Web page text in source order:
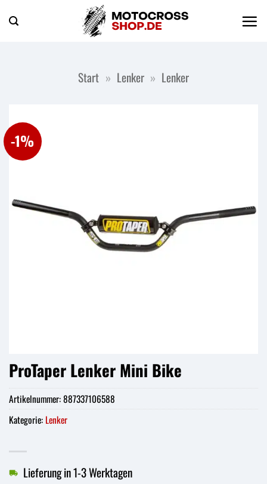
Inhalt
Start » Lenker » Lenker
-1%
ProTaper Lenker Mini Bike
Lieferung in 1-3 Werktagen
Artikelnummer:887337106588
Kategorie: Lenker